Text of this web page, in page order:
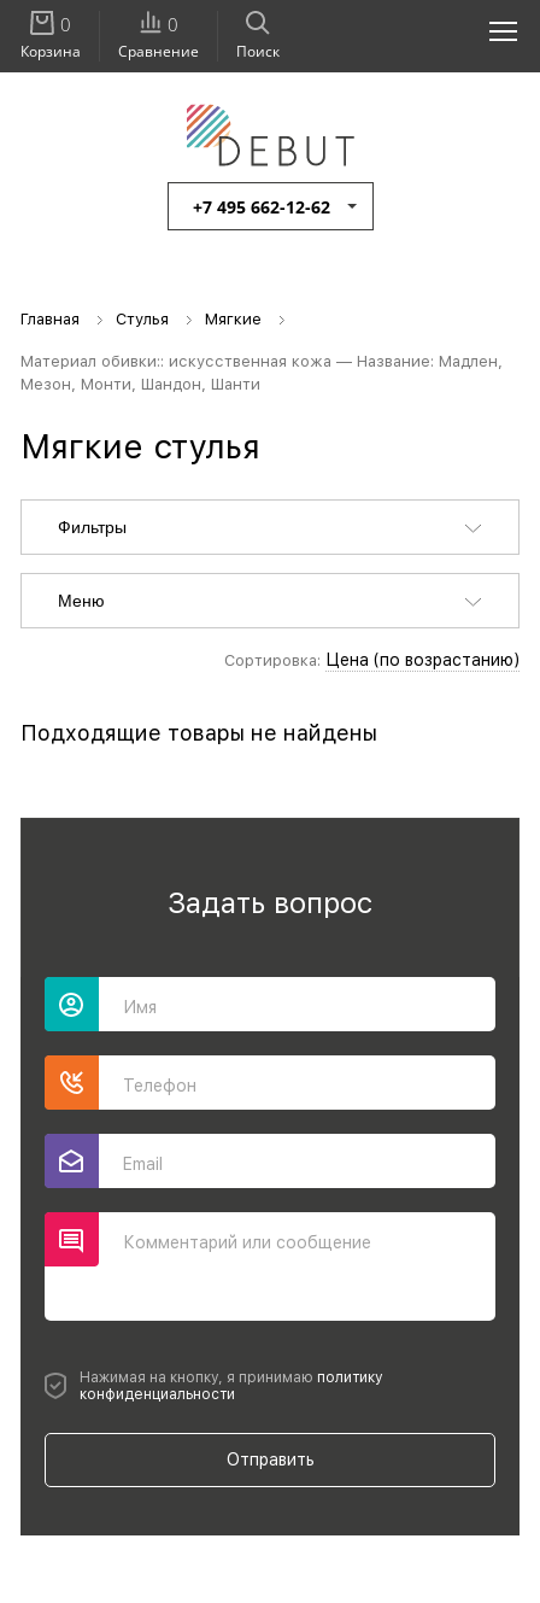
+7 495 662-12-62
Поиск
0
Сравнение
0
Корзина
Главная Стулья Мягкие
Материал обивки:: искусственная кожа — Название: Мадлен,
Мезон, Монти, Шандон, Шанти
Мягкие стулья
Фильтры
Меню
Сортировка: Цена (по возрастанию)
Подходящие товары не найдены
Задать вопрос
Имя
Телефон
Email
Комментарий или сообщение
Нажимая на кнопку, я принимаю политику
конфиденциальности
Отправить